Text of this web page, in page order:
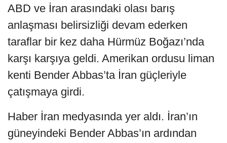
ABD ve İran arasındaki olası barış
anlaşması belirsizliği devam ederken
taraflar bir kez daha Hürmüz Boğazı’nda
karşı karşıya geldi. Amerikan ordusu liman
kenti Bender Abbas’ta İran güçleriyle
çatışmaya girdi.
Haber İran medyasında yer aldı. İran’ın
güneyindeki Bender Abbas’ın ardından